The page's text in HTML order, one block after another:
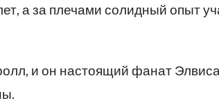
а за плечами солидный опыт
и он настоящий фанат